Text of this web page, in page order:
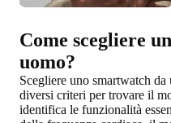
Come scegliere
uomo?
Scegliere uno smartwatch
diversi criteri per trovare il
identifica le funzionalità